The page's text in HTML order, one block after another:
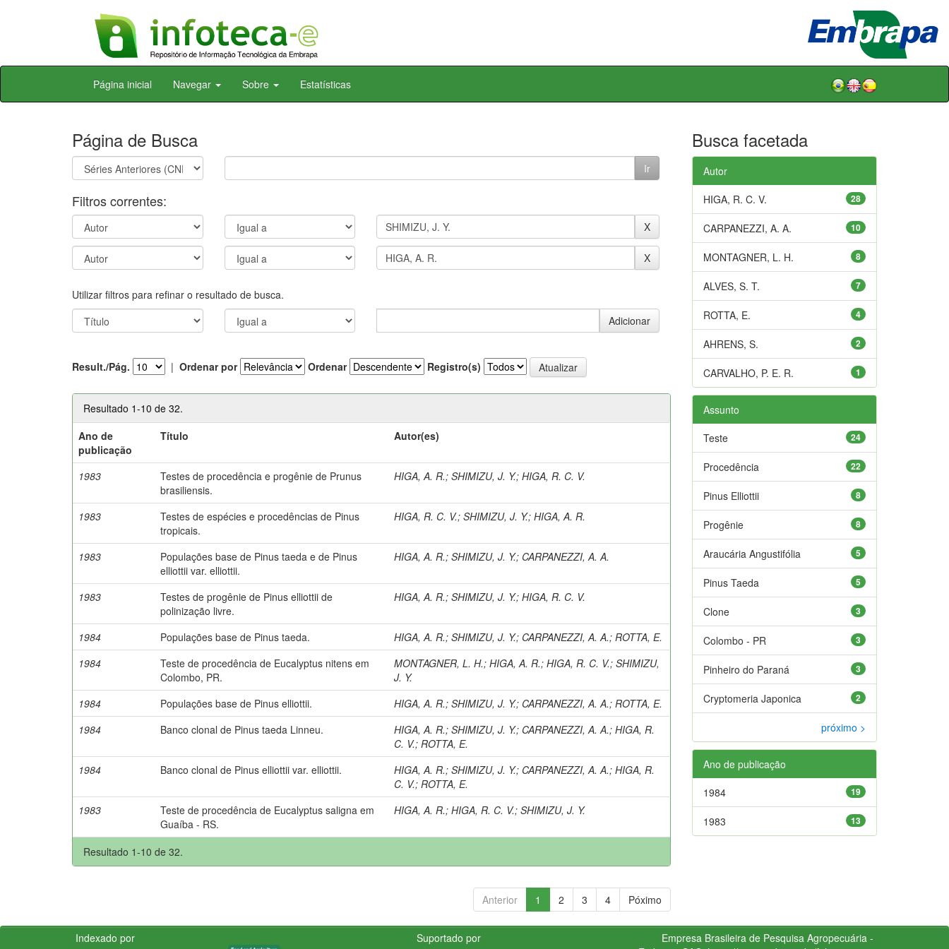
Skip
Página inicial Navegar Sobre Estatísticas
Página de Busca
Filtros correntes:
Utilizar filtros para refinar o resultado de busca.
Result./Pág. | Ordenar por Ordenar Registro(s)
Resultado 1-10 de 32.
Ano de
publicação
Título Autor(es)
1983
Testes de procedência e progênie de Prunus
brasiliensis.
HIGA, A. R.;SHIMIZU, J. Y.;HIGA, R. C. V.
1983
Testes de espécies e procedências de Pinus
tropicais.
HIGA, R. C. V.;SHIMIZU, J. Y.;HIGA, A. R.
1983
Populações base de Pinus taeda e de Pinus
elliottii var. elliottii.
HIGA, A. R.;SHIMIZU, J. Y.; CARPANEZZI, A. A.
1983
Testes de progênie de Pinus elliottii de
polinização livre.
HIGA, A. R.;SHIMIZU, J. Y.;HIGA, R. C. V.
1984 Populações base de Pinus taeda. HIGA, A. R.;SHIMIZU, J. Y.; CARPANEZZI, A. A.; ROTTA, E.
1984
Teste de procedência de Eucalyptus nitens em
Colombo, PR.
MONTAGNER, L. H.;HIGA, A. R.;HIGA, R. C. V.;SHIMIZU,
J. Y.
1984
Populações base de Pinus elliottii. HIGA, A. R.;SHIMIZU, J. Y.; CARPANEZZI, A. A.; ROTTA, E.
1984
Banco clonal de Pinus taeda Linneu. HIGA, A. R.;SHIMIZU, J. Y.; CARPANEZZI, A. A.;HIGA, R.
C. V.; ROTTA, E.
1984
Banco clonal de Pinus elliottii var. elliottii. HIGA, A. R.;SHIMIZU, J. Y.; CARPANEZZI, A. A.;HIGA, R.
C. V.; ROTTA, E.
1983
Teste de procedência de Eucalyptus saligna em
Guaíba - RS.
HIGA, A. R.;HIGA, R. C. V.;SHIMIZU, J. Y.
Resultado 1-10 de 32.
Anterior 1 2 3 4 Póximo
Busca facetada
Autor
28
HIGA, R. C. V.
10
CARPANEZZI, A. A.
8
MONTAGNER, L. H.
7
ALVES, S. T.
4
ROTTA, E.
2
AHRENS, S.
1
CARVALHO, P. E. R.
Assunto
24
Teste
22
Procedência
8
Pinus Elliottii
8
Progênie
5
Araucária Angustifólia
5
Pinus Taeda
3
Clone
3
Colombo - PR
3
Pinheiro do Paraná
2
Cryptomeria Japonica
próximo >
Ano de publicação
19
1984
13
1983
Indexado por Suportado por
Empresa Brasileira de Pesquisa Agropecuária -